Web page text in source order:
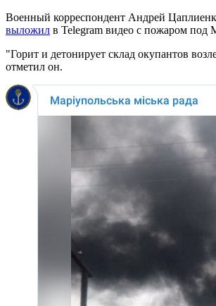
Военный корреспондент Андрей
выложил в Telegram видео с пожаром под
"Горит и детонирует склад окупантов
отметил он.